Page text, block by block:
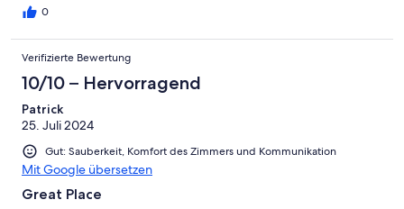
0
Verifizierte Bewertung
10/10 – Hervorragend
Patrick
25. Juli 2024
Gut: Sauberkeit, Komfort des Zimmers und Kommunikation
Mit Google übersetzen
Great Place